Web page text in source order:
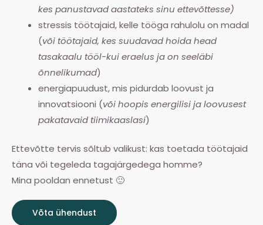
kes panustavad aastateks sinu ettevõttesse)
stressis töötajaid, kelle tööga rahulolu on madal
(või töötajaid, kes suudavad hoida head
tasakaalu tööl-kui eraelus ja on seeläbi
õnnelikumad)
energiapuudust, mis pidurdab loovust ja
innovatsiooni (või hoopis energilisi ja loovusest
pakatavaid tiimikaaslasi)
Ettevõtte tervis sõltub valikust: kas toetada töötajaid
täna või tegeleda tagajärgedega homme?
Mina pooldan ennetust 🙂
Võta ühendust